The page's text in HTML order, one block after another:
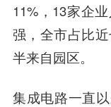
11%，13家企
强，全市占比
半来自园区。
集成电路一直